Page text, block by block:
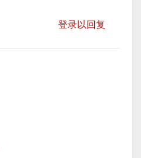
登录以回复